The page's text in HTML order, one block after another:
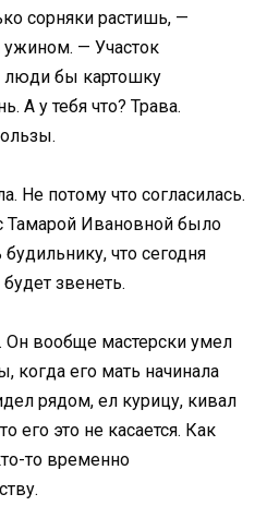
сорняки растишь, —
— Участок
люди бы картошку
А у тебя что? Трава.
Не потому что согласилась.
Тамарой Ивановной было
что сегодня
звенеть.
вообще мастерски умел
когда его мать начинала
рядом, ел курицу, кивал
его это не касается. Как
то временно